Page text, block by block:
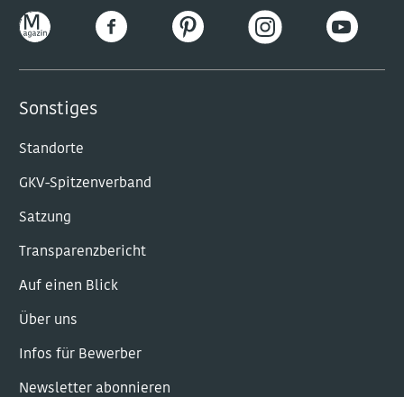
Sonstiges
Standorte
GKV-Spitzenverband
Satzung
Transparenzbericht
Auf einen Blick
Über uns
Infos für Bewerber
Newsletter abonnieren